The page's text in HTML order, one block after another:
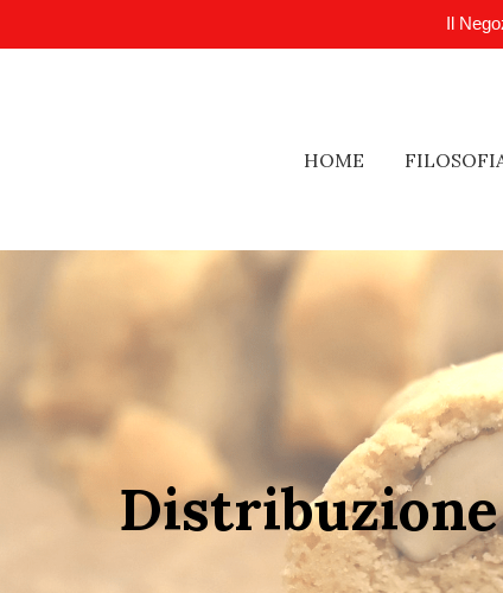
Il
HOME
Distribuzione